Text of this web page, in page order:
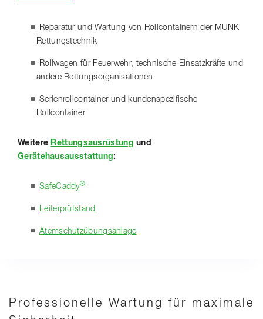
Reparatur und Wartung von Rollcontainern der MUNK
Rettungstechnik
Rollwagen für Feuerwehr, technische Einsatzkräfte und
andere Rettungsorganisationen
Serienrollcontainer und kundenspezifische
Rollcontainer
Weitere Rettungsausrüstung und
Gerätehausausstattung:
SafeCaddy®
Leiterprüfstand
Atemschutzübungsanlage
Professionelle Wartung für maximale